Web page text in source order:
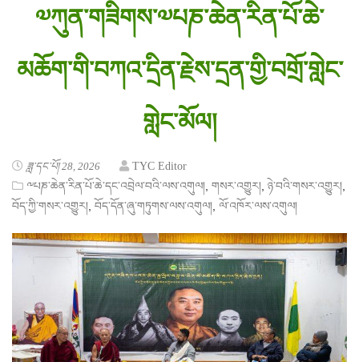
༧ཀུན་གཟིགས་༧པཎ་ཆེན་རིན་པོ་ཆེ་
མཆོག་གི་བཀའ་དྲིན་རྗེས་དྲན་གྱི་བགྲོ་གླེང་
གླེང་མོལ།
ཟླ་དང་པོ། 28, 2026
TYC Editor
༸པཎ་ཆེན་རིན་པོ་ཆེ་དང་འབྲེལ་བའི་ལས་འགུལ། གསར་འགྱུར། ཉེ་བའི་གསར་འགྱུར།
བོད་ཀྱི་གསར་འགྱུར། བོད་དོན་ཞུ་གཏུགས་ལས་འགུལ། ལོ་འཁོར་ལས་འགུལ།